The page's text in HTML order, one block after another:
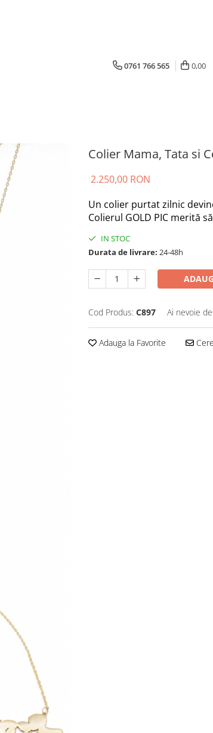
0761 766 565 0,00
Colier Mama, Tata si
2.250,00 RON
Un colier purtat zilnic
Colierul GOLD PIC merită
IN STOC
Durata de livrare: 24-48h
Cod Produs: C897 Ai nevoie
Adauga la Favorite